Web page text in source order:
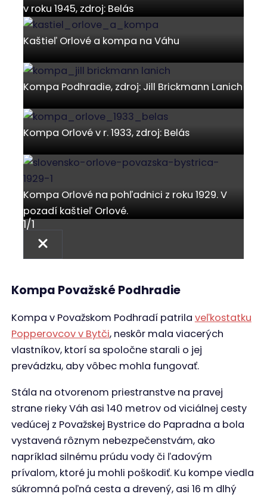
v roku 1945, zdroj: Belás
Kaštieľ Orlové a kompa na Váhu
Kompa Podhradie, zdroj: Jill Brickmann Lanich
Kompa Orlové v r. 1933, zdroj: Belás
Kompa Orlové na pohľadnici z roku 1929. V
pozadí kaštieľ Orlové.
1/1
Kompa Považské Podhradie
Kompa v Považskom Podhradí patrila veľkostatku
Popperovcov v Bytči, neskôr mala viacerých
vlastníkov, ktorí sa spoločne starali o jej
prevádzku, aby vôbec mohla fungovať.
Stála na otvorenom priestranstve na pravej
strane rieky Váh asi 140 metrov od viciálnej cesty
vedúcej z Považskej Bystrice do Papradna a bola
vystavená rôznym nebezpečenstvám, ako
napríklad silnému prúdu vody či ľadovým
prívalom, ktoré ju mohli poškodiť. Ku kompe viedla
súkromná poľná cesta a drevený, asi 16 m dlhý